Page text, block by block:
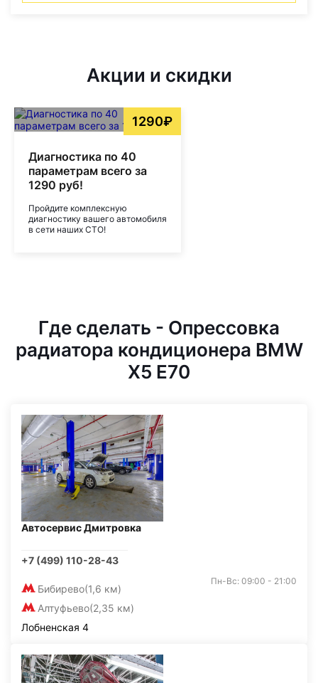
Акции и скидки
1290₽
Диагностика по 40
параметрам всего за
1290 руб!
Пройдите комплексную
диагностику вашего автомобиля
в сети наших СТО!
Где сделать - Опрессовка
радиатора кондиционера BMW
X5 E70
Автосервис Дмитровка
+7 (499) 110-28-43
Бибирево(1,6 км)
Алтуфьево(2,35 км)
Пн-Вс: 09:00 - 21:00
Лобненская 4